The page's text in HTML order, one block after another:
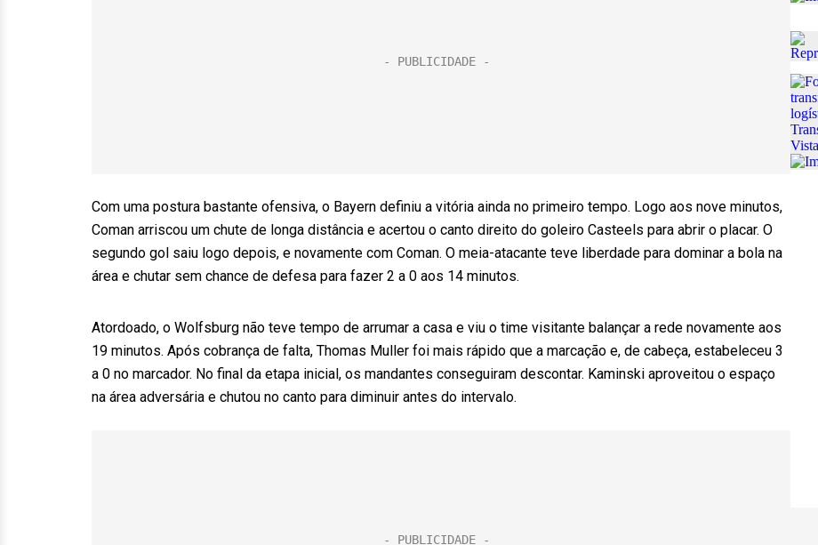
Com uma postura bastante ofensiva, o Bayern definiu a vitória ainda no primeiro tempo. Logo aos nove minutos,
Coman arriscou um chute de longa distância e acertou o canto direito do goleiro Casteels para abrir o placar. O
segundo gol saiu logo depois, e novamente com Coman. O meia-atacante teve liberdade para dominar a bola na
área e chutar sem chance de defesa para fazer 2 a 0 aos 14 minutos.
Atordoado, o Wolfsburg não teve tempo de arrumar a casa e viu o time visitante balançar a rede novamente aos
19 minutos. Após cobrança de falta, Thomas Muller foi mais rápido que a marcação e, de cabeça, estabeleceu 3
a 0 no marcador. No final da etapa inicial, os mandantes conseguiram descontar. Kaminski aproveitou o espaço
na área adversária e chutou no canto para diminuir antes do intervalo.